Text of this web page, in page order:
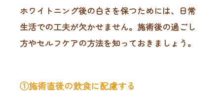
ホワイトニング後の白さを保つためには、日常
生活での工夫が欠かせません。施術後の過ごし
方やセルフケアの方法を知っておきましょう。
①施術直後の飲食に配慮する